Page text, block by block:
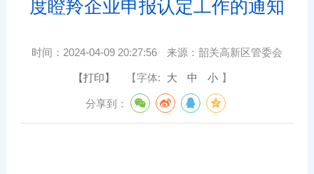
度瞪羚企业申报认定工作的通知
时间： 2024-04-09 20:27:56 来源： 韶关高新区管委会
【打印】 【字体: 大 中 小 】
分享到：